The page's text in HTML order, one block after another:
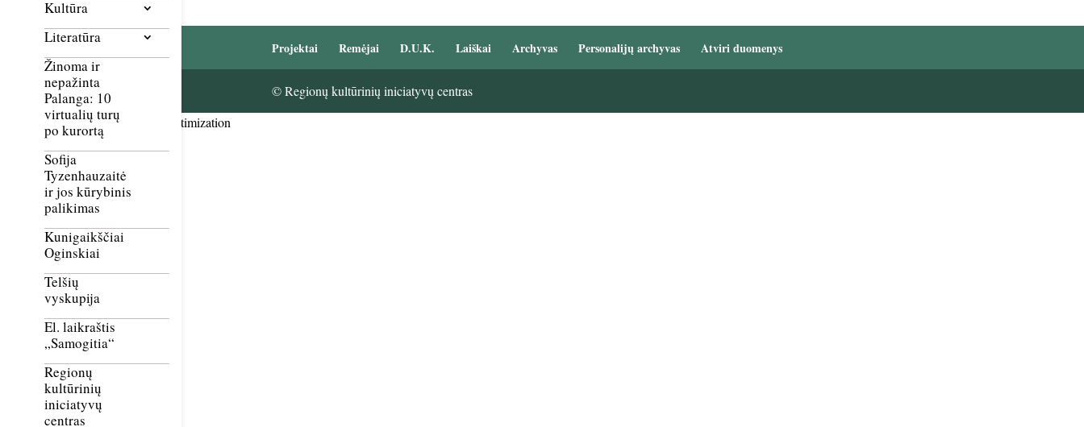
Kultūra
Literatūra
Žinoma ir
nepažinta
Palanga: 10
virtualių turų
po kurortą
Sofija
Tyzenhauzaitė
ir jos kūrybinis
palikimas
Kunigaikščiai
Oginskiai
Telšių
vyskupija
El. laikraštis
„Samogitia“
Regionų
kultūrinių
iniciatyvų
centras
Projektai Remėjai D.U.K. Laiškai Archyvas Personalijų archyvas Atviri duomenys
© Regionų kultūrinių iniciatyvų centras
Smush Image Compression and Optimization